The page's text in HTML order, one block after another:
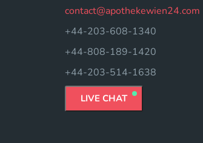
contact@apothekewien24.com
+44-203-608-1340
+44-808-189-1420
+44-203-514-1638
LIVE CHAT